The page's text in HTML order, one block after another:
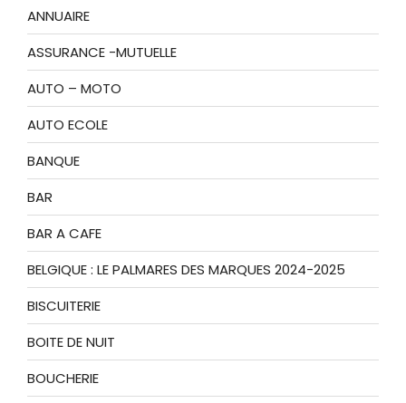
ANNUAIRE
ASSURANCE -MUTUELLE
AUTO – MOTO
AUTO ECOLE
BANQUE
BAR
BAR A CAFE
BELGIQUE : LE PALMARES DES MARQUES 2024-2025
BISCUITERIE
BOITE DE NUIT
BOUCHERIE